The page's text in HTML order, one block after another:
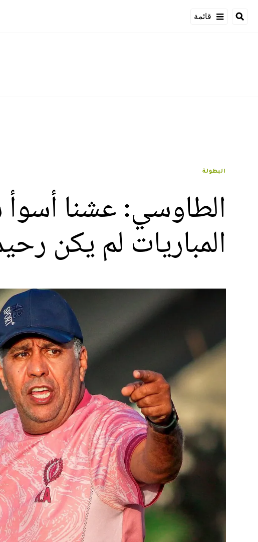
قائمة
البطولة
الطاوسي: عشنا أسوأ
المباريات لم يكن